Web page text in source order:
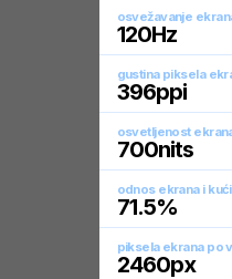
osvežavanje
120Hz
gustina piksela
396ppi
osvetljenost
700nits
odnos ekrana i
71.5%
piksela ekrana po
2460px